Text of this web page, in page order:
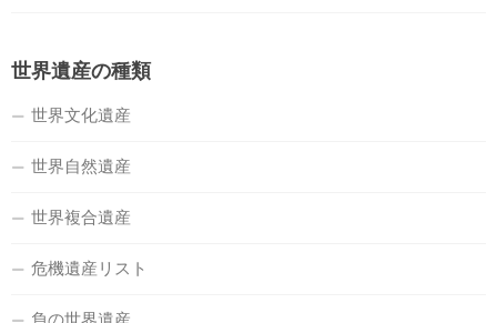
世界遺産の種類
世界文化遺産
世界自然遺産
世界複合遺産
危機遺産リスト
負の世界遺産